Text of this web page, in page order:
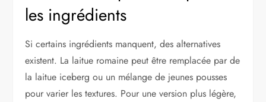
les ingrédients
Si certains ingrédients manquent, des alternatives
existent. La laitue romaine peut être remplacée par de
la laitue iceberg ou un mélange de jeunes pousses
pour varier les textures. Pour une version plus légère,